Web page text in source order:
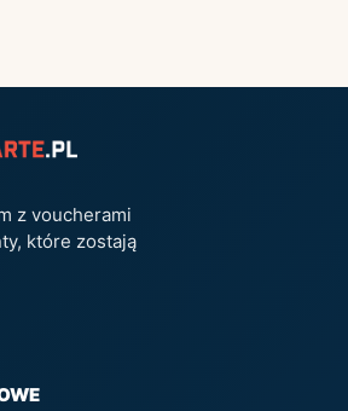
z voucherami
które zostają